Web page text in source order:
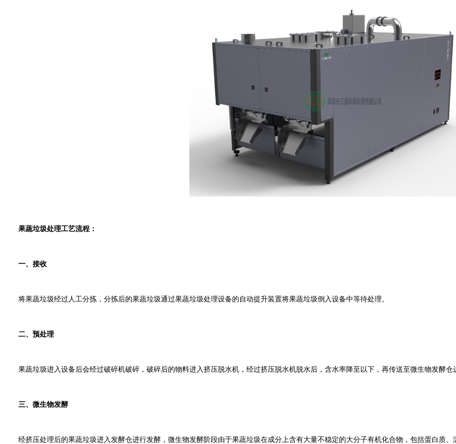
果蔬垃圾处理工艺流程：
一、接收
将果蔬垃圾经过人工分拣，分拣后的果蔬垃圾通过果蔬垃圾处理设备的自动提升装置将果蔬垃圾倒入设备中等待处理。
二、预处理
果蔬垃圾进入设备后会经过破碎机破碎，破碎后的物料进入挤压脱水机，经过挤压脱水机脱水后，含水率降至以下，再传送至微生物发酵仓
三、微生物发酵
经挤压处理后的果蔬垃圾进入发酵仓进行发酵，微生物发酵阶段由于果蔬垃圾在成分上含有大量不稳定的大分子有机化合物，包括蛋白质、